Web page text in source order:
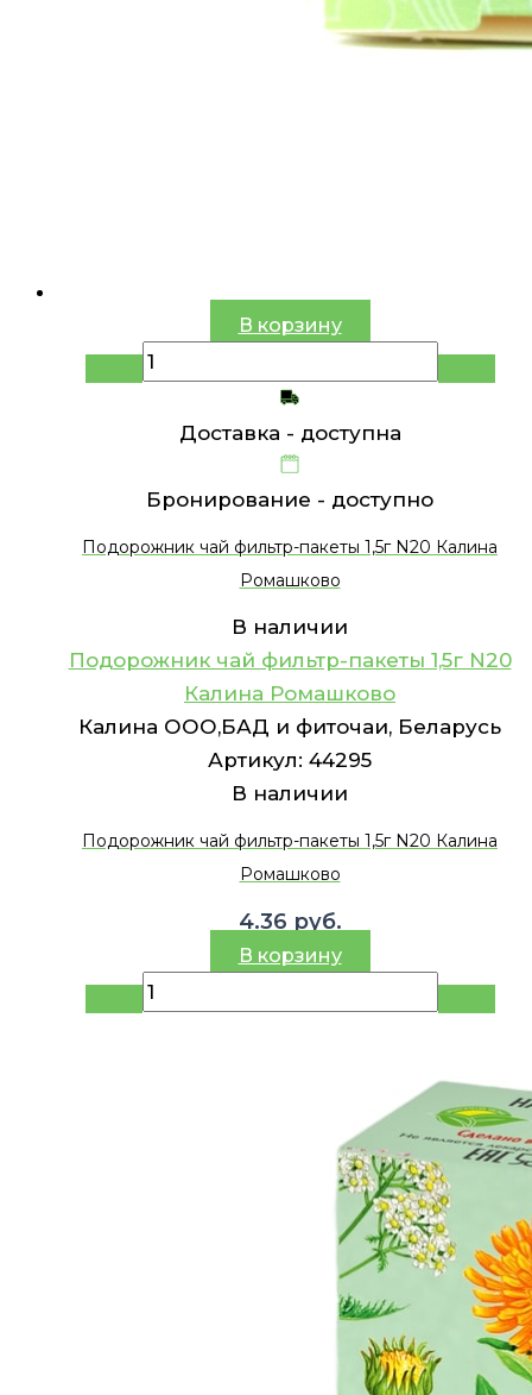
В корзину
Доставка - доступна
Бронирование - доступно
Подорожник чай фильтр-пакеты 1,5г N20 Калина
Ромашково
В наличии
Подорожник чай фильтр-пакеты 1,5г N20
Калина Ромашково
Калина ООО,БАД и фиточаи, Беларусь
Артикул: 44295
В наличии
Подорожник чай фильтр-пакеты 1,5г N20 Калина
Ромашково
4.36 руб.
В корзину